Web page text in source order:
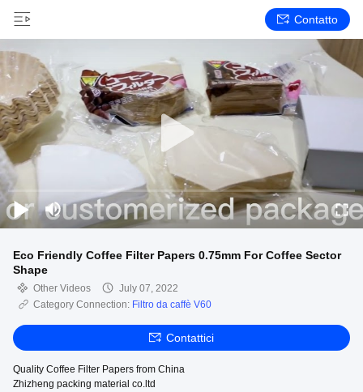
Contatto
Eco Friendly Coffee Filter Papers 0.75mm For Coffee Sector
Shape
Other Videos
July 07, 2022
Category Connection: Filtro da caffè V60
Contattici
Quality Coffee Filter Papers from China
Zhizheng packing material co.ltd